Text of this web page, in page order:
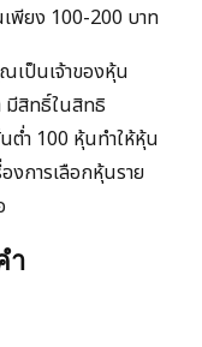
เพียง 100-200 บาท
เป็นเจ้าของหุ้น
มีสิทธิ์ในสิทธิ
ต่ำ 100 หุ้นทำให้หุ้น
งการเลือกหุ้นราย
ำ